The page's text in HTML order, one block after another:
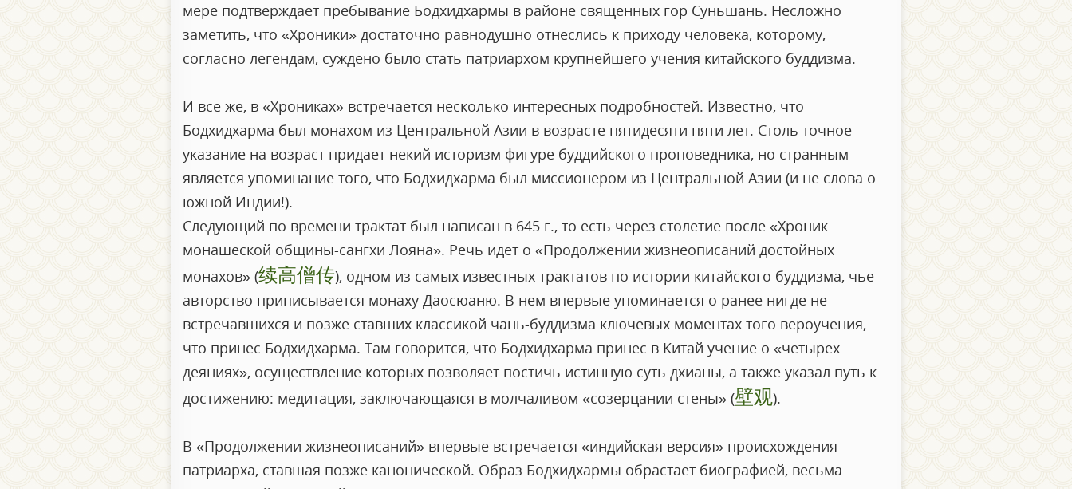
мере подтверждает пребывание Бодхидхармы в районе священных гор Суньшань. Несложно
заметить, что «Хроники» достаточно равнодушно отнеслись к приходу человека, которому,
согласно легендам, суждено было стать патриархом крупнейшего учения китайского буддизма.
И все же, в «Хрониках» встречается несколько интересных подробностей. Известно, что
Бодхидхарма был монахом из Центральной Азии в возрасте пятидесяти пяти лет. Столь точное
указание на возраст придает некий историзм фигуре буддийского проповедника, но странным
является упоминание того, что Бодхидхарма был миссионером из Центральной Азии (и не слова о
южной Индии!).
Следующий по времени трактат был написан в 645 г., то есть через столетие после «Хроник
монашеской общины-сангхи Лояна». Речь идет о «Продолжении жизнеописаний достойных
монахов» (续高僧传), одном из самых известных трактатов по истории китайского буддизма, чье
авторство приписывается монаху Даосюаню. В нем впервые упоминается о ранее нигде не
встречавшихся и позже ставших классикой чань-буддизма ключевых моментах того вероучения,
что принес Бодхидхарма. Там говорится, что Бодхидхарма принес в Китай учение о «четырех
деяниях», осуществление которых позволяет постичь истинную суть дхианы, а также указал путь к
достижению: медитация, заключающаяся в молчаливом «созерцании стены» (壁观).
В «Продолжении жизнеописаний» впервые встречается «индийская версия» происхождения
патриарха, ставшая позже канонической. Образ Бодхидхармы обрастает биографией, весьма